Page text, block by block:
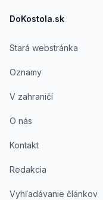
DoKostola.sk
Stará webstránka
Oznamy
V zahraničí
O nás
Kontakt
Redakcia
Vyhľadávanie článkov